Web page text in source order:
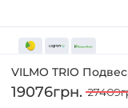
19076грн.